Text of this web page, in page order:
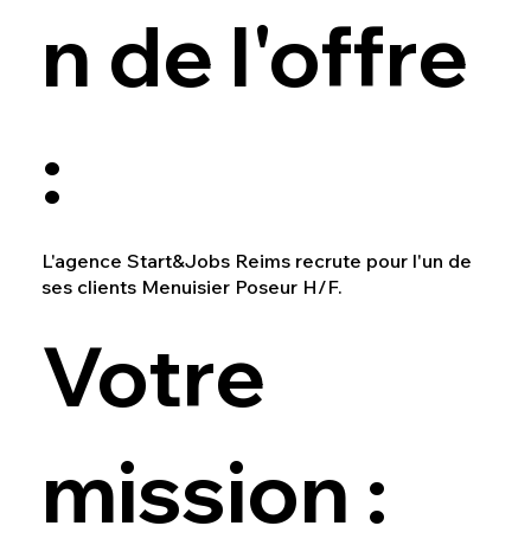
n de l'offre
:
L'agence Start&Jobs Reims recrute pour l'un de
ses clients Menuisier Poseur H/F.
Votre
mission :